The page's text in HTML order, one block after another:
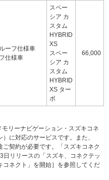
ーフ仕様車
仕様車
スペー
シア カ
スタム
HYBRID
XS
スペー
シア カ
スタム
HYBRID
XS ター
ボ
66,000
リーナビゲーション・スズキコネ
に対応のサービスです。また、
ご契約が必要です。「スズキコネク
日リリースの「スズキ、コネクテッ
コネクト」を開始］を参照してくだ